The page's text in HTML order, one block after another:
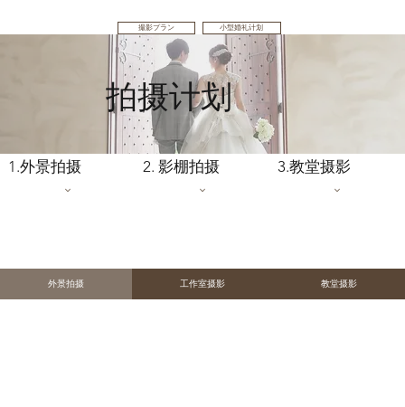
撮影プラン 小型婚礼计划
拍摄计划
1.外景拍摄 2. 影棚拍摄 3.教堂摄影
外景拍摄 工作室摄影 教堂摄影